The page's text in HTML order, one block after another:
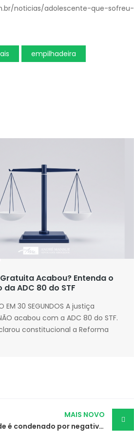
noticias/adolescente-que-sofreu-
empilhadeira
Acabou? Entenda o
ADC 80 do STF
EM 30 SEGUNDOS A justiça
acabou com a ADC 80 do STF.
constitucional a Reforma
MAIS NOVO
Plano de saúde é condenado por negativa em caso de urgência e emergência